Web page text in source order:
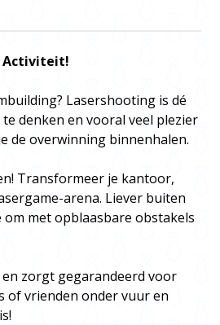
Activiteit!
Lasershooting is dé
denken en vooral veel plezier
de overwinning binnenhalen.
Transformeer je kantoor,
arena. Liever buiten
om met opblaasbare obstakels
zorgt gegarandeerd voor
of vrienden onder vuur en